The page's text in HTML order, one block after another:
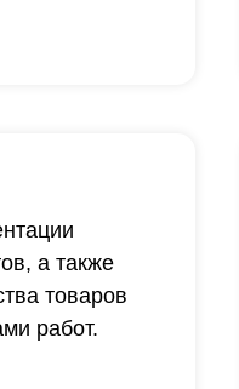
а также
товаров
работ.